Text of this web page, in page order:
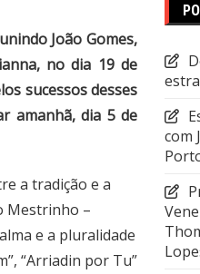
João Gomes,
no dia 19 de
sucessos desses
amanhã, dia 5 de
a tradição e a
Mestrinho –
e a pluralidade
“Arriadin por Tu”
com